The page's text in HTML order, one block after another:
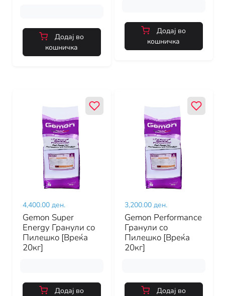
Додај во
кошничка
Додај во
кошничка
4,400.00 ден.
Gemon Super
Energy Гранули со
Пилешко [Вреќа
20кг]
Додај во
3,200.00 ден.
Gemon Performance
Гранули со
Пилешко [Вреќа
20кг]
Додај во